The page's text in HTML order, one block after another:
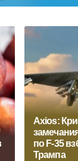
Axios:
по F-35
Трампа